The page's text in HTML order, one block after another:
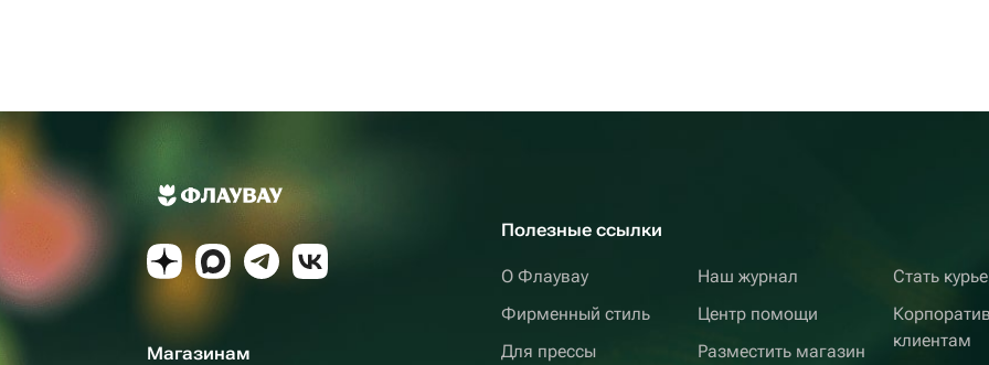
Магазинам
Полезные ссылки
О Флаувау
Фирменный стиль
Для прессы
Наш журнал
Центр помощи
Разместить магазин
Стать
клиентам